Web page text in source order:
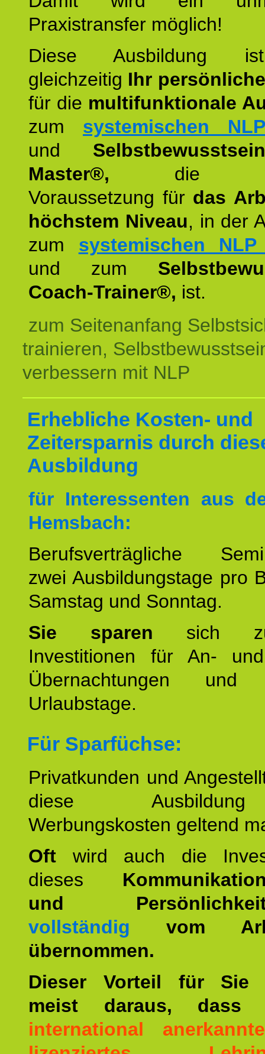
Praxistransfer möglich!
Diese Ausbildung
gleichzeitig Ihr
für die multifunktionale
zum systemischen
und
Master®, die
Voraussetzung für das
höchstem Niveau, in der
zum systemischen
und zum
Coach-Trainer®, ist.
zum Seitenanfang
trainieren,
verbessern mit NLP
Erhebliche Kosten- und
Zeitersparnis durch
Ausbildung
für Interessenten aus
Hemsbach:
Berufsverträgliche
zwei Ausbildungstage pro
Samstag und Sonntag.
Sie sparen sich
Investitionen für An-
Übernachtungen und
Urlaubstage.
Für Sparfüchse:
Privatkunden und
diese
Werbungskosten geltend
Oft wird auch die
dieses
und
vollständig vom
übernommen.
Dieser Vorteil für Sie
meist daraus,
international